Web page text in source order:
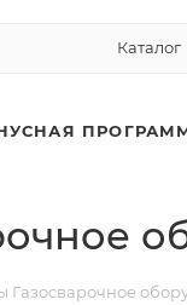
Каталог
Газосварочное